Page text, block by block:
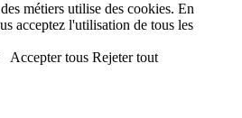
métiers utilise des cookies. En
acceptez l'utilisation de tous les
Accepter tous Rejeter tout